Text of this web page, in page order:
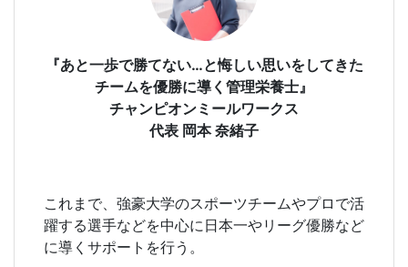
『あと一歩で勝てない…と悔しい思いをしてきた
チームを優勝に導く管理栄養士』
チャンピオンミールワークス
代表 岡本 奈緒子
これまで、強豪大学のスポーツチームやプロで活
躍する選手などを中心に日本一やリーグ優勝など
に導くサポートを行う。